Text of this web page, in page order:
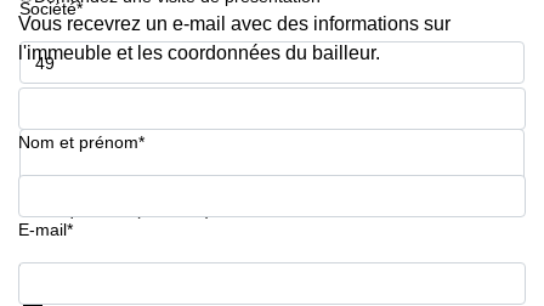
Business
center
Lausanne
Suisse
8A
Etoy
Esplanade
Rouge 4
Lancy
de
Meyrin
267
Société*
Numéro de téléphone*
Vous recevrez un e-mail avec des informations sur
l'immeuble et les coordonnées du bailleur.
Nom et prénom*
E-mail*
Informations et prix